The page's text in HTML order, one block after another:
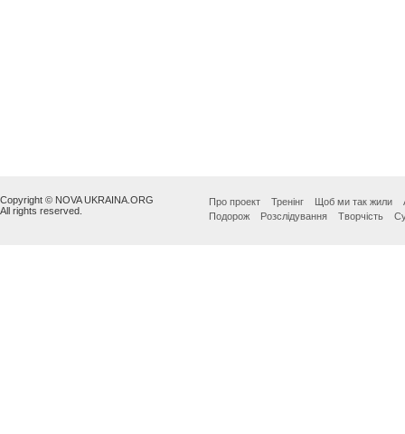
Copyright © NOVA UKRAINA.ORG
All rights reserved.
Про проект Тренінг Щоб ми так жили
Подорож
Розслідування Творчість